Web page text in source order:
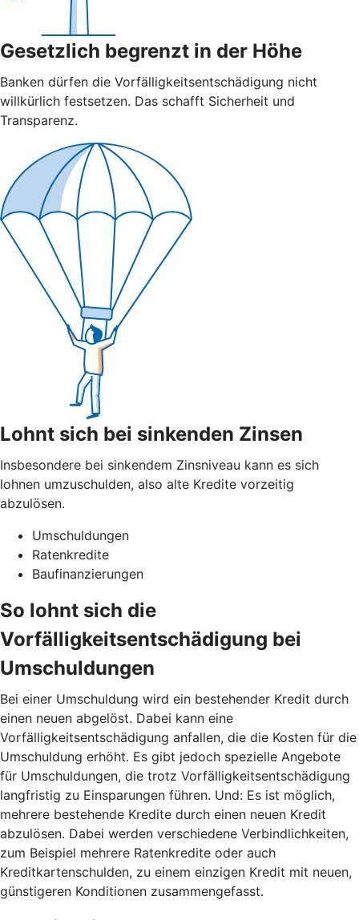
Gesetzlich begrenzt in der Höhe
Banken dürfen die Vorfälligkeitsentschädigung nicht
willkürlich festsetzen. Das schafft Sicherheit und
Transparenz.
Lohnt sich bei sinkenden Zinsen
Insbesondere bei sinkendem Zinsniveau kann es sich
lohnen umzuschulden, also alte Kredite vorzeitig
abzulösen.
Umschuldungen
Ratenkredite
Baufinanzierungen
So lohnt sich die
Vorfälligkeitsentschädigung bei
Umschuldungen
Bei einer Umschuldung wird ein bestehender Kredit durch
einen neuen abgelöst. Dabei kann eine
Vorfälligkeitsentschädigung anfallen, die die Kosten für die
Umschuldung erhöht. Es gibt jedoch spezielle Angebote
für Umschuldungen, die trotz Vorfälligkeitsentschädigung
langfristig zu Einsparungen führen. Und: Es ist möglich,
mehrere bestehende Kredite durch einen neuen Kredit
abzulösen. Dabei werden verschiedene Verbindlichkeiten,
zum Beispiel mehrere Ratenkredite oder auch
Kreditkartenschulden, zu einem einzigen Kredit mit neuen,
günstigeren Konditionen zusammengefasst.